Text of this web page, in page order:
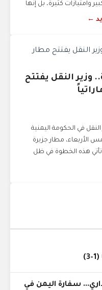
كثيرة، بل إنها
←
وزير النقل يفتتح
في الحكومة اليمنية
الأربعاء، مطار جزيرة
وتأتي هذه الخطوة في ظل
سفارة اليمن في